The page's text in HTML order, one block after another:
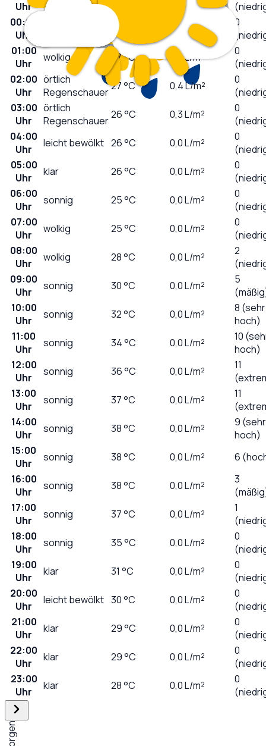
Uhr
00:00
Uhr
27 0,0 L/m²
0
01:00
Uhr
wolkig 27°C 0,0L/m²
0
02:00
Uhr
örtlich
Regenschauer27°C 0,4L/m²
0
03:00
Uhr
örtlich
Regenschauer26°C 0,3L/m²
0
04:00
Uhr
leicht bewölkt 26°C 0,0L/m²
0
05:00
Uhr
klar 26°C 0,0L/m²
0
06:00
Uhr
sonnig 25°C 0,0L/m²
0
07:00
Uhr
wolkig 25°C 0,0L/m²
0
08:00
Uhr
wolkig 28°C 0,0L/m²
2
09:00
Uhr
sonnig 30°C 0,0L/m²
5
10:00
Uhr
sonnig 32°C 0,0L/m²
8 (sehr
hoch)
11:00
Uhr
sonnig 34°C 0,0L/m²
10
hoch)
12:00
Uhr
sonnig 36°C 0,0L/m²
11
13:00
Uhr
sonnig 37°C 0,0L/m²
11
14:00
Uhr
sonnig 38°C 0,0L/m²
9 (sehr
hoch)
15:00
Uhr
sonnig 38°C 0,0L/m²
6
16:00
Uhr
sonnig 38°C 0,0L/m²
3
17:00
Uhr
sonnig 37°C 0,0L/m²
1
18:00
Uhr
sonnig 35°C 0,0L/m²
0
19:00
Uhr
klar 31 °C 0,0L/m²
0
20:00
Uhr
leicht bewölkt 30°C 0,0L/m²
0
21:00
Uhr
klar 29°C 0,0L/m²
0
22:00
Uhr
klar 29°C 0,0L/m²
0
23:00
Uhr
klar 28°C 0,0L/m²
0
Morgen